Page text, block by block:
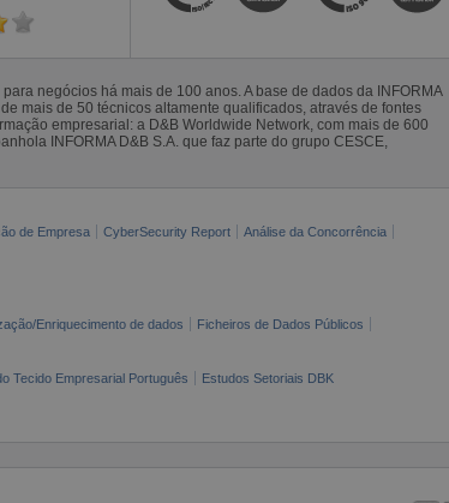
negócios há mais de 100 anos. A base de dados da INFORMA
mais de 50 técnicos altamente qualificados, através de fontes
empresarial: a D&B Worldwide Network, com mais de 600
INFORMA D&B S.A. que faz parte do grupo CESCE,
de Empresa CyberSecurity Report
Análise da Concorrência
Enriquecimento de dados
Ficheiros de Dados Públicos
Tecido Empresarial Português Estudos Setoriais DBK